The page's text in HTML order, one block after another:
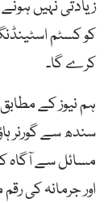
کو کسٹم
کرے گا۔
ہم نیوز کے مطابق
سندھ سے گورنر
مسائل سے آگاہ
اور جرمانہ کی